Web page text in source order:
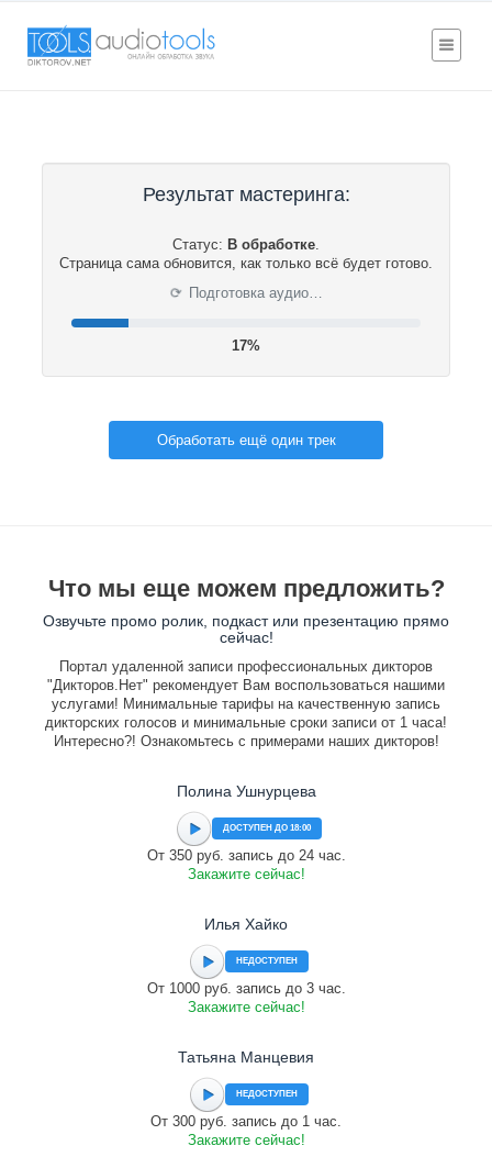
Результат мастеринга:
Статус: В обработке.
Страница сама обновится, как только всё будет готово.
⟳ Подготовка аудио…
17%
Обработать ещё один трек
Что мы еще можем предложить?
Озвучьте промо ролик, подкаст или презентацию прямо
сейчас!
Портал удаленной записи профессиональных дикторов
"Дикторов.Нет" рекомендует Вам воспользоваться нашими
услугами! Минимальные тарифы на качественную запись
дикторских голосов и минимальные сроки записи от 1 часа!
Интересно?! Ознакомьтесь с примерами наших дикторов!
Полина Ушнурцева
ДОСТУПЕН ДО 18:00
От 350 руб. запись до 24 час.
Закажите сейчас!
Илья Хайко
НЕДОСТУПЕН
От 1000 руб. запись до 3 час.
Закажите сейчас!
Татьяна Манцевия
НЕДОСТУПЕН
От 300 руб. запись до 1 час.
Закажите сейчас!